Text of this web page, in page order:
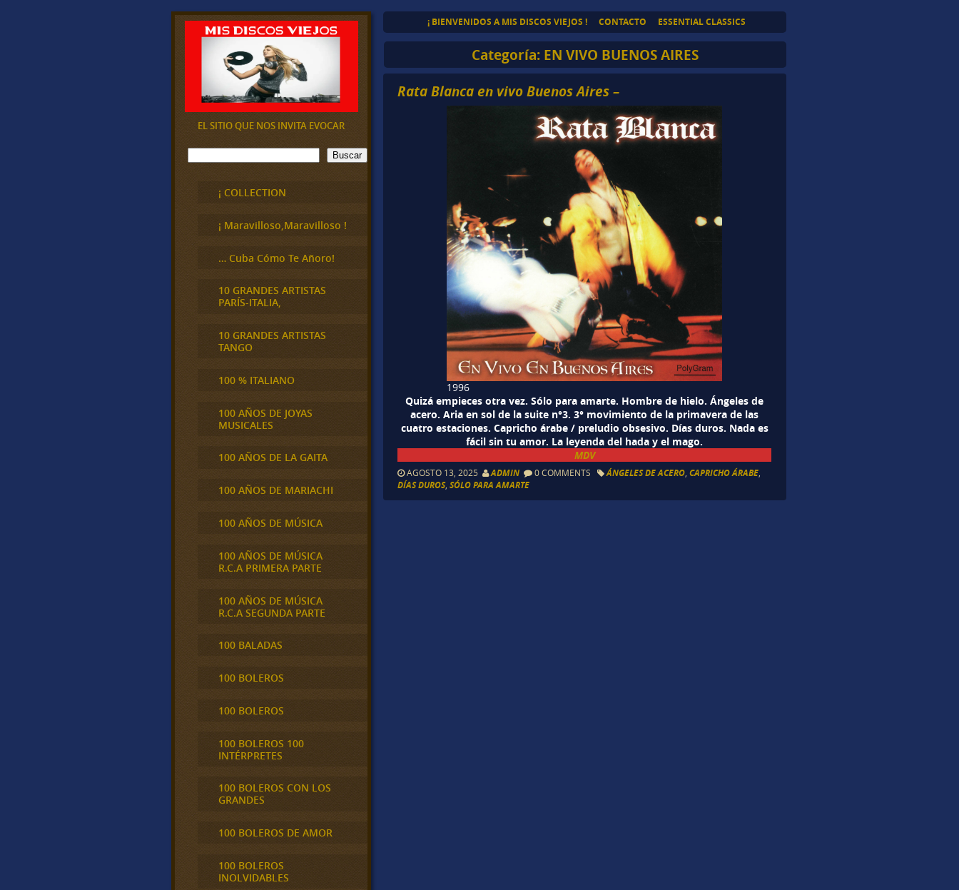
¡ BIENVENIDOS A MIS DISCOS VIEJOS ! CONTACTO ESSENTIAL CLASSICS
Categoría: EN VIVO BUENOS AIRES
Rata Blanca en vivo Buenos Aires –
1996
Quizá empieces otra vez. Sólo para amarte. Hombre de hielo. Ángeles de
acero. Aria en sol de la suite n°3. 3° movimiento de la primavera de las
cuatro estaciones. Capricho árabe / preludio obsesivo. Días duros. Nada es
fácil sin tu amor. La leyenda del hada y el mago.
MDV
AGOSTO 13, 2025 ADMIN 0 COMMENTS ÁNGELES DE ACERO ,CAPRICHO ÁRABE
DÍAS DUROS,SÓLO PARA AMARTE
EL SITIO QUE NOS INVITA EVOCAR
B
u
Buscar
¡ COLLECTION
¡ Maravilloso,Maravilloso !
… Cuba Cómo Te Añoro!
10 GRANDES ARTISTAS
PARÍS-ITALIA,
10 GRANDES ARTISTAS
TANGO
100 % ITALIANO
100 AÑOS DE JOYAS
MUSICALES
100 AÑOS DE LA GAITA
100 AÑOS DE MARIACHI
100 AÑOS DE MÚSICA
100 AÑOS DE MÚSICA
R.C.A PRIMERA PARTE
100 AÑOS DE MÚSICA
R.C.A SEGUNDA PARTE
100 BALADAS
100 BOLEROS
100 BOLEROS
100 BOLEROS 100
INTÉRPRETES
100 BOLEROS CON LOS
GRANDES
100 BOLEROS DE AMOR
100 BOLEROS
INOLVIDABLES